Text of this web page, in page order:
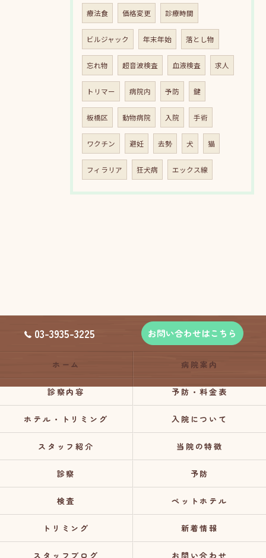
療法食 価格変更 診療時間
ビルジャック 年末年始 落とし物
忘れ物 超音波検査 血液検査 求人
トリマー 病院内 予防 鍵
板橋区 動物病院 入院 手術
ワクチン 避妊 去勢 犬 猫
フィラリア 狂犬病 エックス線
03-3935-3225 お問い合わせはこちら
ホーム 病院案内
診察内容 予防・料金表
ホテル・トリミング 入院について
スタッフ紹介 当院の特徴
診察 予防
検査 ペットホテル
トリミング 新着情報
スタッフブログ お問い合わせ